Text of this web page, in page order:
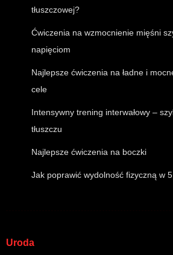
tłuszczowej?
Ćwiczenia na wzmocnienie mięśni
napięciom
Najlepsze ćwiczenia na ładne i
cele
Intensywny trening interwałowy –
tłuszczu
Najlepsze ćwiczenia na boczki
Jak poprawić wydolność fizyczną w
Uroda